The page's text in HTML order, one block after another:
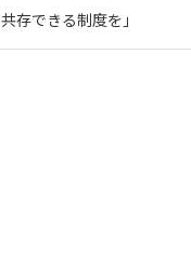
存できる制度を」